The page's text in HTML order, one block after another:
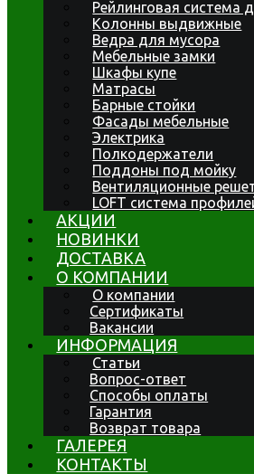
Рейлинговая система
Колонны выдвижные
Ведра для мусора
Мебельные замки
Шкафы купе
Матрасы
Барные стойки
Фасады мебельные
Электрика
Полкодержатели
Поддоны под мойку
Вентиляционные
LOFT система
АКЦИИ
НОВИНКИ
ДОСТАВКА
О КОМПАНИИ
О компании
Сертификаты
Вакансии
ИНФОРМАЦИЯ
Статьи
Вопрос-ответ
Способы оплаты
Гарантия
Возврат товара
ГАЛЕРЕЯ
КОНТАКТЫ